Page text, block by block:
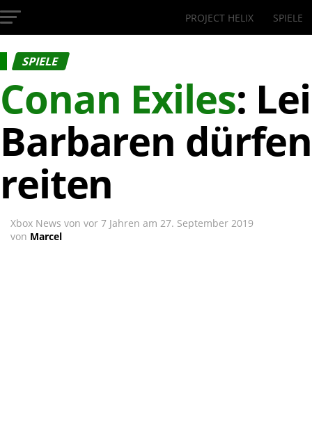
InsideXbox.de
PROJECT HELIX SPIELE
SPIELE
Conan Exiles:
Barbaren
reiten
Xbox News von vor 7 Jahren am 27. September 2019
von Marcel